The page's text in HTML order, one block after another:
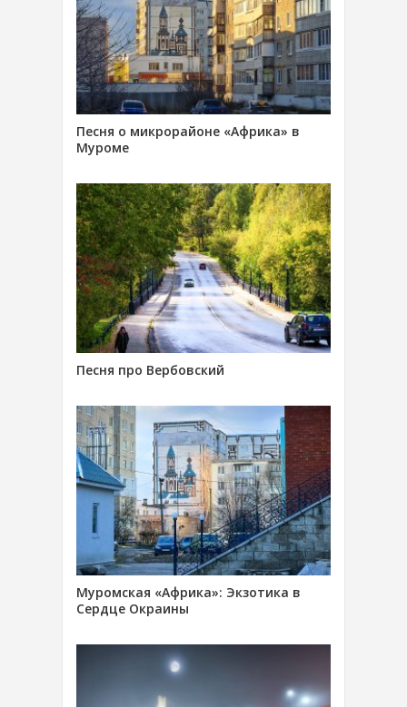
Песня о микрорайоне «Африка» в
Муроме
Песня про Вербовский
Муромская «Африка»: Экзотика в
Сердце Окраины